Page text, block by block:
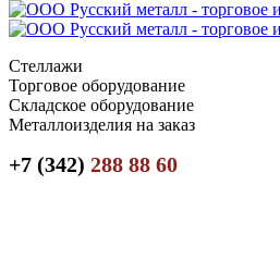
Стеллажи
Торговое оборудование
Складское оборудование
Металлоизделия на заказ
+7 (342) 288 88 60